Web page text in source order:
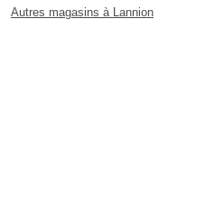
Autres magasins à Lannion